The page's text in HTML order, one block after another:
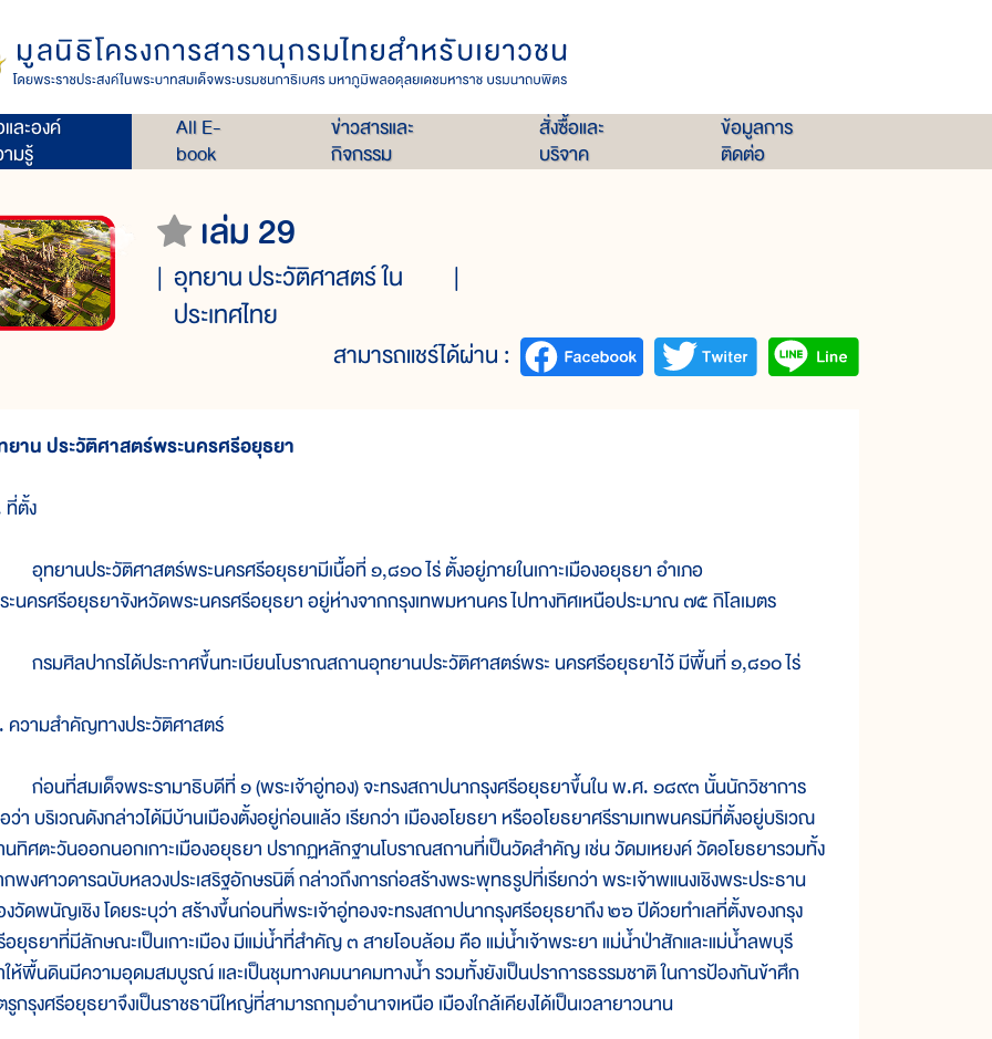
ละองค์
มรู้
All E-
book
ข่าวสารและ
กิจกรรม
สั่งซื้อและ
บริจาค
ข้อมูลการ
ติดต่อ
เล่ม 29
อุทยาน ประวัติศาสตร์ ใน
ประเทศไทย
สามารถแชร์ได้ผ่าน :
ยาน ประวัติศาสตร์พระนครศรีอยุธยา
ที่ตั้ง
อุทยานประวัติศาสตร์พระนครศรีอยุธยามีเนื้อที่ ๑,๘๑๐ ไร่ ตั้งอยู่ภายในเกาะเมืองอยุธยา อำเภอ
นครศรีอยุธยาจังหวัดพระนครศรีอยุธยา อยู่ห่างจากกรุงเทพมหานคร ไปทางทิศเหนือประมาณ ๗๕ กิโลเมตร
กรมศิลปากรได้ประกาศขึ้นทะเบียนโบราณสถานอุทยานประวัติศาสตร์พระ นครศรีอยุธยาไว้ มีพื้นที่ ๑,๘๑๐ ไร่
ความสำคัญทางประวัติศาสตร์
ก่อนที่สมเด็จพระรามาธิบดีที่ ๑ (พระเจ้าอู่ทอง) จะทรงสถาปนากรุงศรีอยุธยาขึ้นใน พ.ศ. ๑๘๙๓ นั้นนักวิชาการ
อว่า บริเวณดังกล่าวได้มีบ้านเมืองตั้งอยู่ก่อนแล้ว เรียกว่า เมืองอโยธยา หรืออโยธยาศรีรามเทพนครมีที่ตั้งอยู่บริเวณ
นทิศตะวันออกนอกเกาะเมืองอยุธยา ปรากฏหลักฐานโบราณสถานที่เป็นวัดสำคัญ เช่น วัดมเหยงค์ วัดอโยธยารวมทั้ง
กพงศาวดารฉบับหลวงประเสริฐอักษรนิติ์ กล่าวถึงการก่อสร้างพระพุทธรูปที่เรียกว่า พระเจ้าพแนงเชิงพระประธาน
วัดพนัญเชิง โดยระบุว่า สร้างขึ้นก่อนที่พระเจ้าอู่ทองจะทรงสถาปนากรุงศรีอยุธยาถึง ๒๖ ปีด้วยทำเลที่ตั้งของกรุง
อยุธยาที่มีลักษณะเป็นเกาะเมือง มีแม่น้ำที่สำคัญ ๓ สายโอบล้อม คือ แม่น้ำเจ้าพระยา แม่น้ำป่าสักและแม่น้ำลพบุรี
ให้พื้นดินมีความอุดมสมบูรณ์ และเป็นชุมทางคมนาคมทางน้ำ รวมทั้งยังเป็นปราการธรรมชาติ ในการป้องกันข้าศึก
รูกรุงศรีอยุธยาจึงเป็นราชธานีใหญ่ที่สามารถกุมอำนาจเหนือ เมืองใกล้เคียงได้เป็นเวลายาวนาน